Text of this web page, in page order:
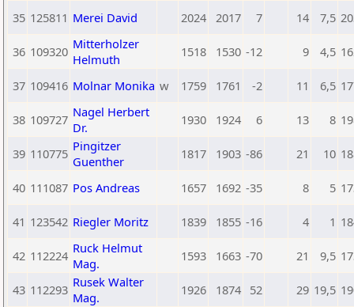
35 125811 Merei David 2024 2017 7 14 7,5
36 109320 Mitterholzer
Helmuth
1518 1530 -12 9 4,5
37 109416 Molnar Monika w 1759 1761 -2 11 6,5
38 109727 Nagel Herbert
Dr.
1930 1924 6 13 8
39 110775 Pingitzer
Guenther
1817 1903 -86 21 10
40 111087 Pos Andreas 1657 1692 -35 8 5
41 123542 Riegler Moritz 1839 1855 -16 4 1
42 112224 Ruck Helmut
Mag.
1593 1663 -70 21 9,5
43 112293 Rusek Walter
Mag.
1926 1874 52 29 19,5